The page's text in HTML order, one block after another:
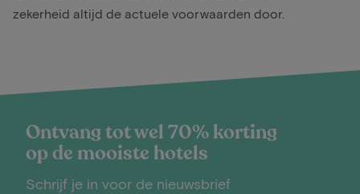
zekerheid altijd de actuele voorwaarden door.
Ontvang tot wel 70% korting
op de mooiste hotels
Schrijf je in voor de nieuwsbrief